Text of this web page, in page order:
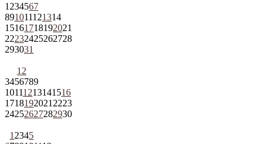
1 234567
891011121314
15161718192021
22232425262728
293031
1 2
3456789
10111213141516
1718192021 2223
24252627282930
1 2345